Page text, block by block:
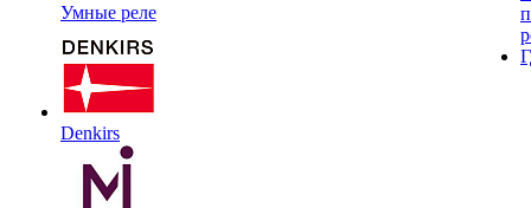
Умные реле
Denkirs